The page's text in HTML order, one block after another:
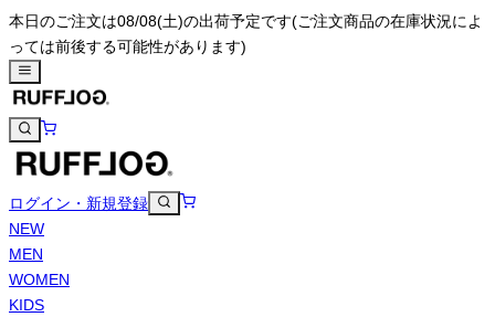
本日のご注文は08/08(土)の出荷予定です(ご注文商品の在庫状況によ
っては前後する可能性があります)
ログイン・新規登録
NEW
MEN
WOMEN
KIDS